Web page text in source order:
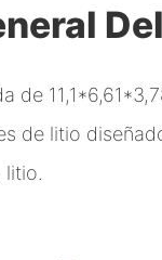
de
de litio
litio.